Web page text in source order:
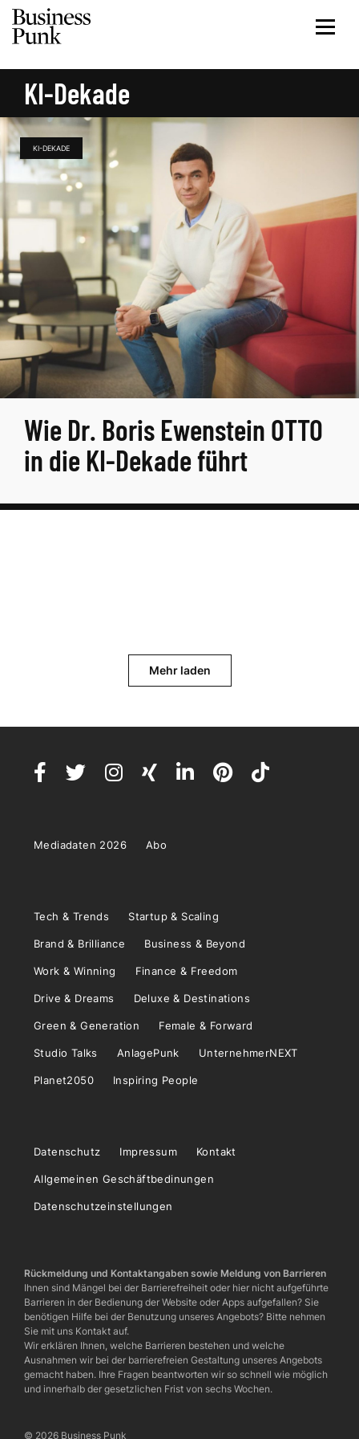
KI-Dekade
KI-DEKADE
Wie Dr. Boris Ewenstein OTTO
in die KI-Dekade führt
Mehr laden
Mediadaten 2026 Abo
Tech & Trends Startup & Scaling
Brand & Brilliance Business & Beyond
Work & Winning Finance & Freedom
Drive & Dreams Deluxe & Destinations
Green & Generation Female & Forward
Studio Talks AnlagePunk UnternehmerNEXT
Planet2050 Inspiring People
Datenschutz Impressum Kontakt
Allgemeinen Geschäftbedinungen
Datenschutzeinstellungen
Rückmeldung und Kontaktangaben sowie Meldung von Barrieren
Ihnen sind Mängel bei der Barrierefreiheit oder hier nicht aufgeführte
Barrieren in der Bedienung der Website oder Apps aufgefallen? Sie
benötigen Hilfe bei der Benutzung unseres Angebots? Bitte nehmen
Sie mit uns Kontakt auf.
Wir erklären Ihnen, welche Barrieren bestehen und welche
Ausnahmen wir bei der barrierefreien Gestaltung unseres Angebots
gemacht haben. Ihre Fragen beantworten wir so schnell wie möglich
und innerhalb der gesetzlichen Frist von sechs Wochen.
© 2026 Business Punk